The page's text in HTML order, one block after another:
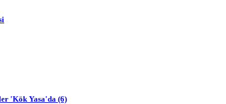
'Kök Yasa'da (6)